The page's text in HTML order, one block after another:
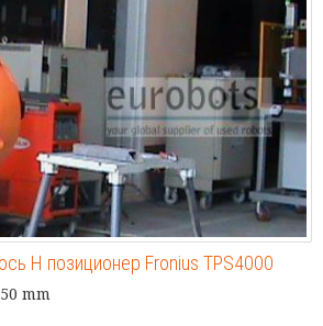
H позиционер Fronius TPS4000
mm